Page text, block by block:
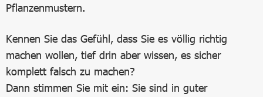
Kennen Sie das Gefühl, dass Sie es völlig richtig
machen wollen, tief drin aber wissen, es sicher
komplett falsch zu machen?
Dann stimmen Sie mit ein: Sie sind in guter